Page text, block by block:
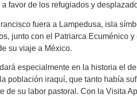
favor de los refugiados y
fuera a Lampedusa, isla
junto con el Patriarca Ecuménico
su viaje a México.
especialmente en la historia el
población iraquí, que tanto había
su labor pastoral. Con la Visita